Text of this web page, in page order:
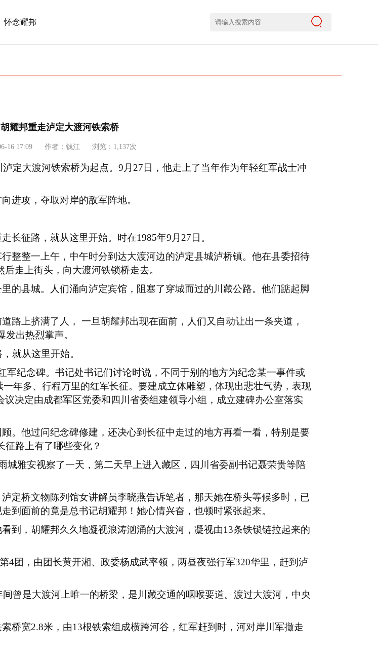
怀念耀邦
耀邦重走泸定大渡河铁索桥
16 17:09 作者：钱江 浏览：1,137次
定大渡河铁索桥为起点。 9 月 27 日，他走上了当年作为年轻红军战士冲
进攻，夺取对岸的敌军阵地。
长征路，就从这里开始。时在1985年9 月 27 日。
整整一上午，中午时分到达大渡河边的泸定县城泸桥镇。他在县委招待
走上街头，向大渡河铁锁桥走去。
的县城。人们涌向泸定宾馆，阻塞了穿城而过的川藏公路。他们踮起脚
路上挤满了人，
一旦胡耀邦出现在面前，人们又自动让出一条夹道，
发出热烈掌声。
就从这里开始。
军纪念碑。书记处书记们讨论时说，不同于别的地方为纪念某一事件或
年多、行程万里的红军长征。要建成立体雕塑，体现出悲壮气势，表现
决定由成都军区党委和四川省委组建领导小组，成立建碑办公室落实
。他过问纪念碑修建，还决心到长征中走过的地方再看一看，特别是要
征路上有了哪些变化？
城雅安视察了一天，第二天早上进入藏区，四川省委副书记聂荣贵等陪
定桥文物陈列馆女讲解员李晓燕告诉笔者，那天她在桥头等候多时，已
到面前的竟是总书记胡耀邦！她心情兴奋，也顿时紧张起来。
到，胡耀邦久久地凝视浪涛汹涌的大渡河，凝视由13条铁锁链拉起来的
4团，由团长黄开湘、政委杨成武率领，两昼夜强行军320华里，赶到泸
曾是大渡河上唯一的桥梁，是川藏交通的咽喉要道。渡过大渡河，中央
桥宽2.8米，由13根铁索组成横跨河谷，红军赶到时，河对岸川军撤走